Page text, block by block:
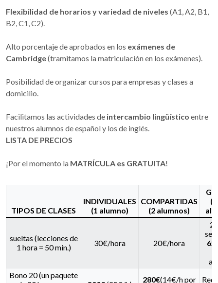
Flexibilidad de horarios y variedad de niveles (A1, A2, B1,
B2, C1, C2).
Alto porcentaje de aprobados en los exámenes de
Cambridge(tramitamos la matriculación en los exámenes).
Posibilidad de organizar cursos para empresas y clases a
domicilio.
Facilitamos las actividades de intercambio lingüístico entre
nuestros alumnos de español y los de inglés.
LISTA DE PRECIOS
¡Por el momento la MATRÍCULA es GRATUITA!
TIPOS DE CLASES
INDIVIDUALES
(1 alumno)
COMPARTIDAS
(2 alumnos)
sueltas (lecciones de
1 hora = 50 min.)
30€/hora 20€/hora
2
Bono 20 (un paquete
280€(14€/h por